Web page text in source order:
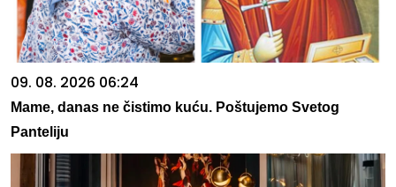
09. 08. 2026 06:24
Mame, danas ne čistimo kuću. Poštujemo Svetog
Panteliju